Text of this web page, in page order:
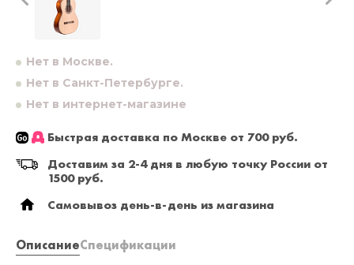
Нет в Москве.
Нет в Санкт-Петербурге.
Нет в интернет-магазине
Быстрая доставка по Москве от 700 руб.
Доставим за 2-4 дня в любую точку России от
1500 руб.
Самовывоз день-в-день из магазина
ОписаниеСпецификации